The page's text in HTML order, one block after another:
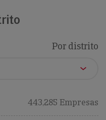
Por distrito
443,285 Empresas